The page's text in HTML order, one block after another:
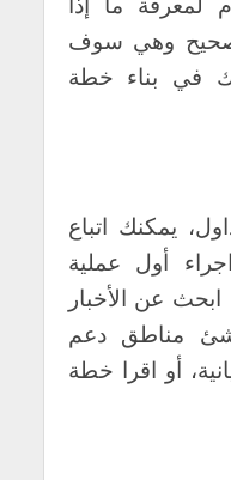
لمعرفة ما إذا
وهي سوف
في بناء خطة
يمكنك اتباع
أول عملية
عن الأخبار
مناطق دعم
أو اقرا خطة